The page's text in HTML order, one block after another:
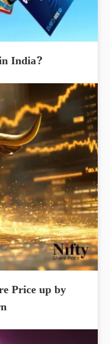
India?
Price up by